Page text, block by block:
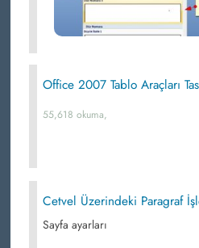
Office 2007 Tablo Araçları
55,618 okuma,
Cetvel Üzerindeki Paragraf
Sayfa ayarları